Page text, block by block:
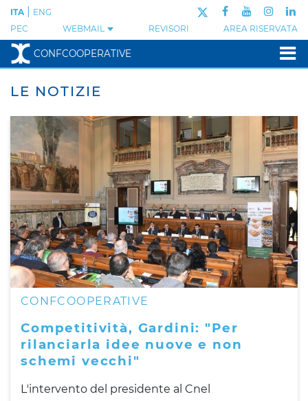
PEC WEBMAIL REVISORI AREA RISERVATA
ITA ENG
CONFCOOPERATIVE
LE NOTIZIE
CONFCOOPERATIVE
Competitività, Gardini: "Per
rilanciarla idee nuove e non
schemi vecchi"
L'intervento del presidente al Cnel